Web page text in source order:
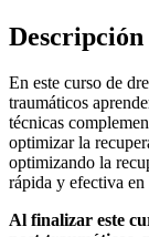
Descripción
En este curso de
traumáticos
técnicas
optimizar la
optimizando la
rápida y efectiva en
Al finalizar este